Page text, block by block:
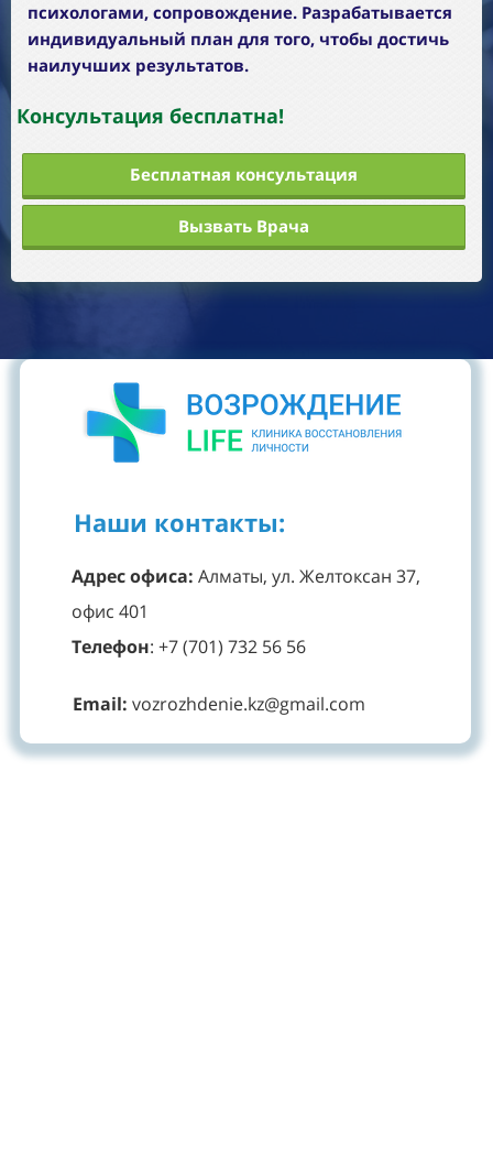
психологами, сопровождение. Разрабатывается
индивидуальный план для того, чтобы достичь
наилучших результатов.
Консультация бесплатна!
Бесплатная консультация
Вызвать Врача
Наши контакты:
Адрес офиса: Алматы, ул. Желтоксан 37,
офис 401
Телефон: +7 (701) 732 56 56
Email: vozrozhdenie.kz@gmail.com